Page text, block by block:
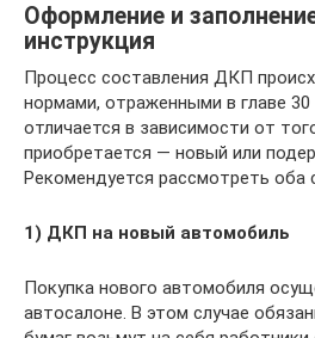
Оформление и
инструкция
Процесс составления ДКП
нормами, отраженными в главе
отличается в зависимости от
приобретается — новый или
Рекомендуется рассмотреть оба
1) ДКП на новый автомобиль
Покупка нового автомобиля
автосалоне. В этом случае